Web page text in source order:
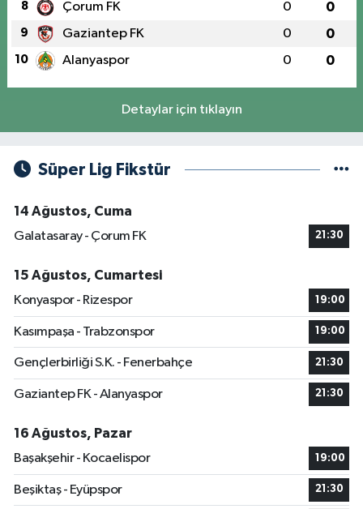
8 Çorum FK 0 0
9 Gaziantep FK 0 0
10 Alanyaspor 0 0
Detaylar için tıklayın
Süper Lig Fikstür
14 Ağustos, Cuma
Galatasaray - Çorum FK
21:30
15 Ağustos, Cumartesi
Konyaspor - Rizespor
19:00
Kasımpaşa - Trabzonspor 19:00
Gençlerbirliği S.K. - Fenerbahçe 21:30
Gaziantep FK - Alanyaspor 21:30
16 Ağustos, Pazar
Başakşehir - Kocaelispor
19:00
Beşiktaş - Eyüpspor 21:30